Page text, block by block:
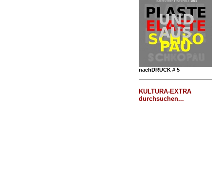
nachDRUCK # 5
KULTURA-EXTRA
durchsuchen...